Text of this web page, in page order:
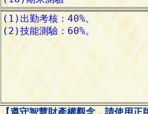
【遵守智慧財產權觀念，請使用正